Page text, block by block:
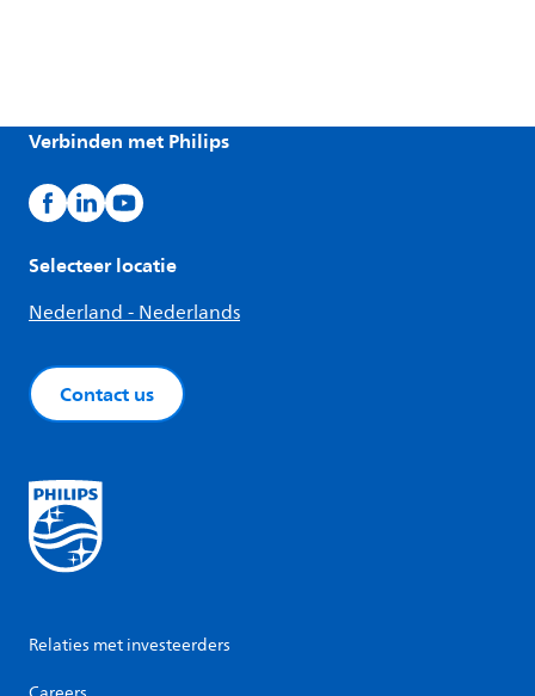
Verbinden met Philips
Selecteer locatie
Nederland - Nederlands
Contact us
Relaties met investeerders